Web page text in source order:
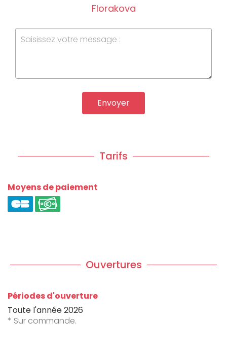
Florakova
Envoyer
Tarifs
Moyens de paiement
Ouvertures
Périodes d'ouverture
Toute l'année 2026
* Sur commande.